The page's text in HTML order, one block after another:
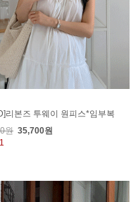
리본즈 투웨이 원피스*임부복
원 35,700원